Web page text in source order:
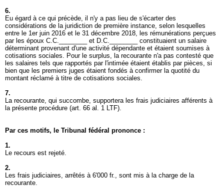
6.
Eu égard à ce qui précède, il n'y a pas lieu de s'écarter des
considérations de la juridiction de première instance, selon lesquelles
entre le 1er juin 2016 et le 31 décembre 2018, les rémunérations perçues
par les époux C.C.________ et D.C.________ constituaient un salaire
déterminant provenant d'une activité dépendante et étaient soumises à
cotisations sociales. Pour le surplus, la recourante n'a pas contesté que
les salaires tels que rapportés par l'intimée étaient établis par pièces, si
bien que les premiers juges étaient fondés à confirmer la quotité du
montant réclamé à titre de cotisations sociales.
7.
La recourante, qui succombe, supportera les frais judiciaires afférents à
la présente procédure (art. 66 al. 1 LTF).
Par ces motifs, le Tribunal fédéral prononce :
1.
Le recours est rejeté.
2.
Les frais judiciaires, arrêtés à 6'000 fr., sont mis à la charge de la
recourante.